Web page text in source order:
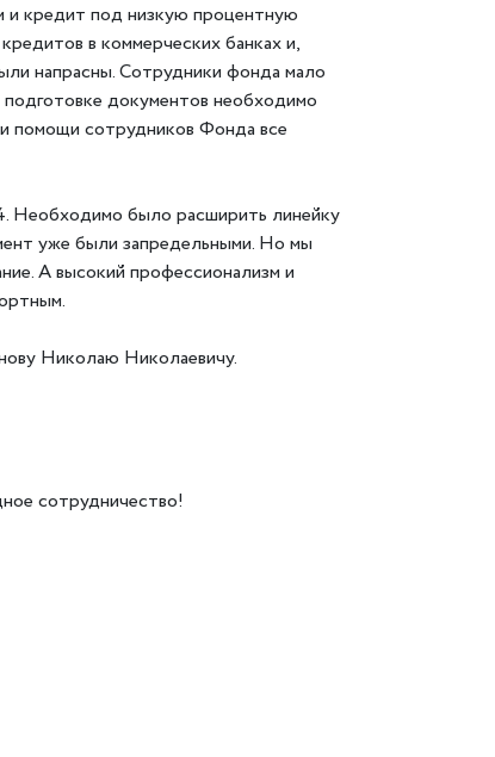
и кредит под низкую процентную
в коммерческих банках и,
напрасны. Сотрудники фонда мало
документов необходимо
помощи сотрудников Фонда все
Необходимо было расширить линейку
уже были запредельными. Но мы
А высокий профессионализм и
Николаю Николаевичу.
сотрудничество!